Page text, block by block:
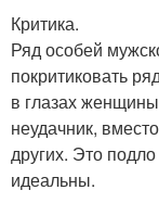
Критика.
Ряд особей
покритиковать
в глазах
неудачник,
других. Это
идеальны.